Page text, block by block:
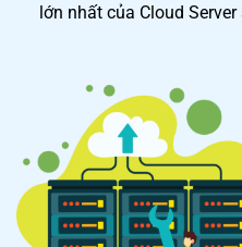
lớn nhất của Cloud